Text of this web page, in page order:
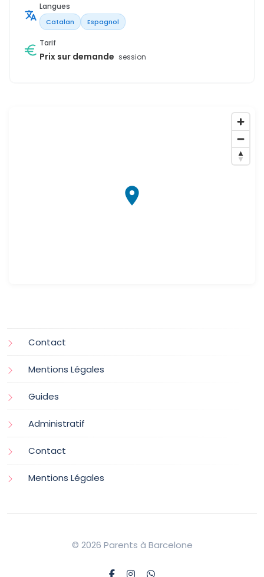
Langues
Catalan Espagnol
Tarif
Prix sur demande session
Contact
Mentions Légales
Guides
Administratif
Contact
Mentions Légales
© 2026 Parents à Barcelone